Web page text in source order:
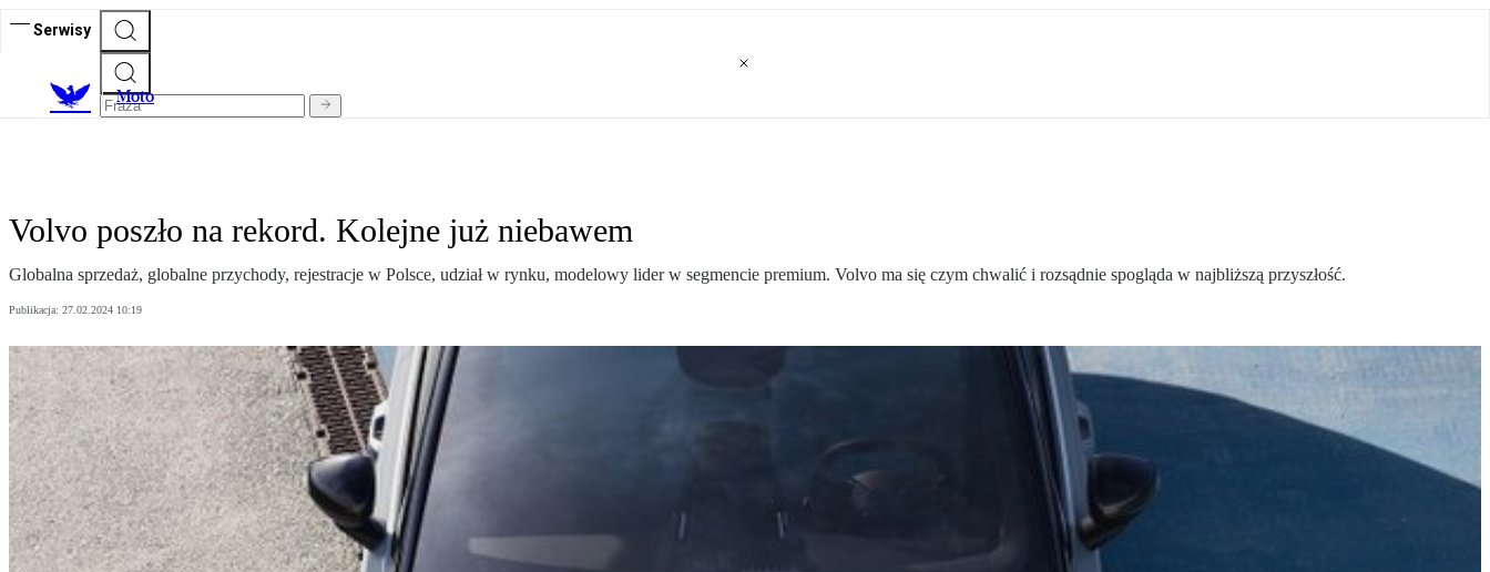
Serwisy
Moto
Volvo poszło na rekord. Kolejne już niebawem
Globalna sprzedaż, globalne przychody, rejestracje w Polsce, udział w rynku, modelowy lider w segmencie premium. Volvo ma się czym chwalić i rozsądnie spogląda w najbliższą przyszłość.
Publikacja: 27.02.2024 10:19